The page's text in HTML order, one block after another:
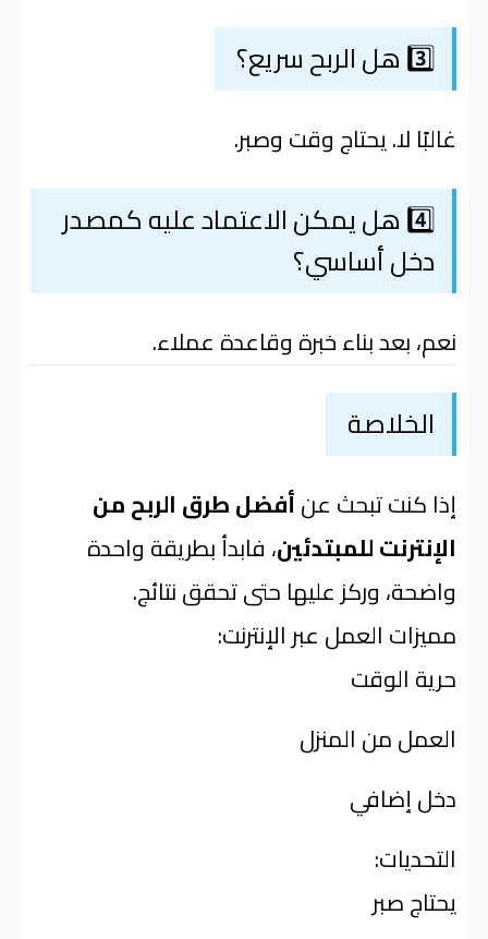
3️⃣ هل الربح سريع؟
غالبًا لا. يحتاج وقت وصبر.
4️⃣ هل يمكن الاعتماد عليه كمصدر
دخل أساسي؟
نعم، بعد بناء خبرة وقاعدة عملاء.
الخلاصة
إذا كنت تبحث عنأفضل طرق الربح من
الإنترنت للمبتدئين، فابدأ بطريقة واحدة
واضحة، وركز عليها حتى تحقق نتائج.
مميزات العمل عبر الإنترنت:
حرية الوقت
العمل من المنزل
دخل إضافي
التحديات:
يحتاج صبر